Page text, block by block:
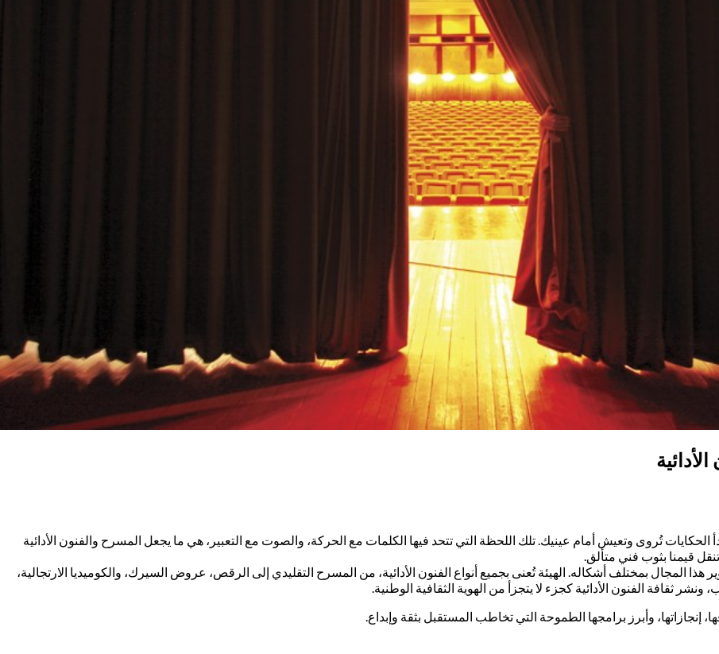
تُروى وتعيش أمام عينيك. تلك اللحظة التي تتحد فيها الكلمات مع الحركة، والصوت مع التعبير، هي ما يجعل المسرح والفنون الأدائية
قيمنا بثوب فني متألق.
المجال بمختلف أشكاله. الهيئة تُعنى بجميع أنواع الفنون الأدائية، من المسرح التقليدي إلى الرقص، عروض السيرك، والكوميديا الارتجالية،
ونشر ثقافة الفنون الأدائية كجزء لا يتجزأ من الهوية الثقافية الوطنية.
وأبرز برامجها الطموحة التي تخاطب المستقبل بثقة وإبداع.